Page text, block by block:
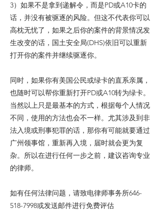
3）如果不是拿到递解令，而是PD或A10卡的
话，并没有被驱逐的风险。但这不代表你可以
高枕无忧了，如果之后你的案件的背景情况发
生改变的话，国土安全局(DHS)依旧可以重新
打开你的案件并继续驱逐你。
同时，如果你有美国公民或绿卡的直系亲属，
也随时可以帮你重新打开PD或A10转为绿卡。
当然以上只是最基本的方式，根据每个人情况
不同，使用的方法也会不一样。尤其涉及到非
法入境或刑事犯罪的话，那你有可能就要通过
广州领事馆，重新再入境，届时就会更为复
杂。所以在进行任何一步之前，建议咨询专业
的律师。
如有任何法律问题，请致电律师事务所646-
518-7998或发送邮件进行免费评估